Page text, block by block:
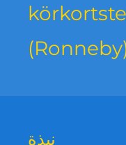
نبذة